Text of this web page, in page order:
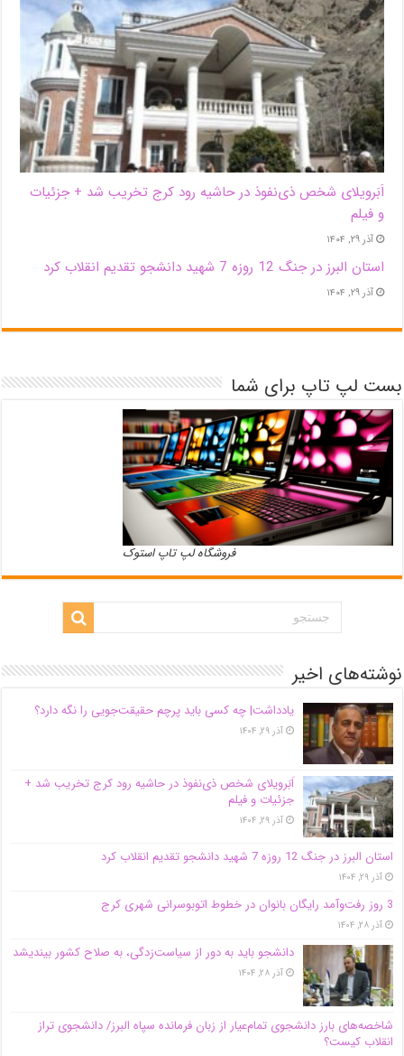
اَبَر‌ویلای شخص ذی‌نفوذ در حاشیه‌ رود کرج تخریب شد + جزئیات
و فیلم
آذر ۲۹, ۱۴۰۴
استان البرز در جنگ 12 روزه 7 شهید دانشجو تقدیم انقلاب کرد
آذر ۲۹, ۱۴۰۴
بست لپ تاپ برای شما
فروشگاه لپ تاپ استوک
نوشته‌های اخیر
یادداشت| ‌چه کسی باید پرچم حقیقت‌جویی را نگه دارد؟
آذر ۲۹, ۱۴۰۴
اَبَر‌ویلای شخص ذی‌نفوذ در حاشیه‌ رود کرج تخریب شد +
جزئیات و فیلم
آذر ۲۹, ۱۴۰۴
استان البرز در جنگ 12 روزه 7 شهید دانشجو تقدیم انقلاب کرد
آذر ۲۹, ۱۴۰۴
3 روز رفت‌وآمد رایگان بانوان در خطوط اتوبوسرانی شهری کرج
آذر ۲۸, ۱۴۰۴
دانشجو باید به دور از سیاست‌زدگی، به صلاح کشور بیندیشد
آذر ۲۸, ۱۴۰۴
شاخصه‌های بارز دانشجوی تمام‌عیار از زبان فرمانده سپاه البرز/ دانشجوی تراز
انقلاب کیست؟